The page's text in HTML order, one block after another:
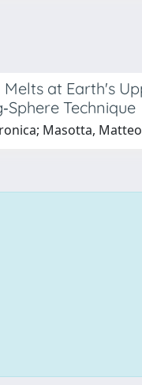
at Earth's
Technique
Masotta,